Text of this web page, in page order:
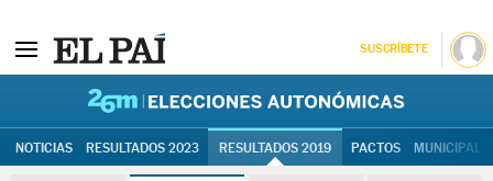
SUSCRÍBETE
NOTICIAS RESULTADOS 2023 RESULTADOS 2019 PACTOS